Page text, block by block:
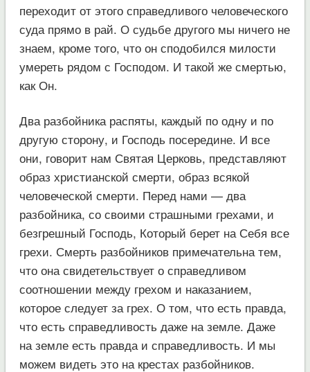
переходит от этого справедливого человеческого
суда прямо в рай. О судьбе другого мы ничего не
знаем, кроме того, что он сподобился милости
умереть рядом с Господом. И такой же смертью,
как Он.
Два разбойника распяты, каждый по одну и по
другую сторону, и Господь посередине. И все
они, говорит нам Святая Церковь, представляют
образ христианской смерти, образ всякой
человеческой смерти. Перед нами — два
разбойника, со своими страшными грехами, и
безгрешный Господь, Который берет на Себя все
грехи. Смерть разбойников примечательна тем,
что она свидетельствует о справедливом
соотношении между грехом и наказанием,
которое следует за грех. О том, что есть правда,
что есть справедливость даже на земле. Даже
на земле есть правда и справедливость. И мы
можем видеть это на крестах разбойников.